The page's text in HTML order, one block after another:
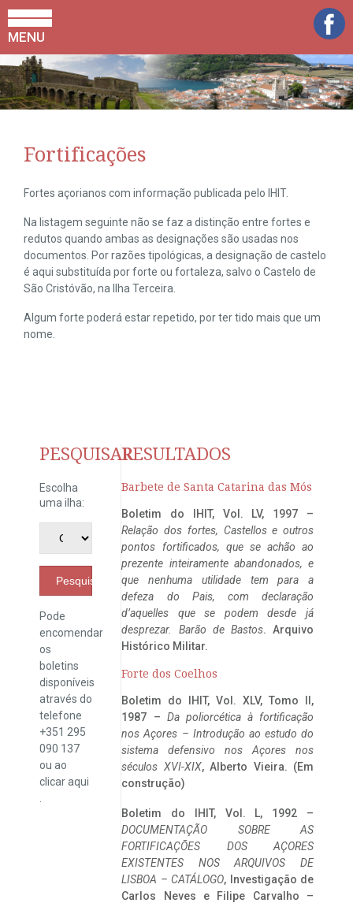
MENU
Fortificações
Fortes açorianos com informação publicada pelo IHIT.
Na listagem seguinte não se faz a distinção entre fortes e
redutos quando ambas as designações são usadas nos
documentos. Por razões tipológicas, a designação de castelo
é aqui substituída por forte ou fortaleza, salvo o Castelo de
São Cristóvão, na Ilha Terceira.
Algum forte poderá estar repetido, por ter tido mais que um
nome.
PESQUISAR
Escolha
uma ilha:
Pesquisar
Pode
encomendar
os
boletins
disponíveis
através do
telefone
+351 295
090 137
ou ao
clicaraqui
RESULTADOS
Barbete de Santa Catarina das Mós
Boletim do IHIT, Vol. LV, 1997 –
Relação dos fortes, Castellos e outros
pontos fortificados, que se achão ao
prezente inteiramente abandonados, e
que nenhuma utilidade tem para a
defeza do Pais, com declaração
d’aquelles que se podem desde já
desprezar. Barão de Bastos. Arquivo
Histórico Militar.
Forte dos Coelhos
Boletim do IHIT, Vol. XLV, Tomo II,
1987 – Da poliorcética à fortificação
nos Açores – Introdução ao estudo do
sistema defensivo nos Açores nos
séculos XVI-XIX, Alberto Vieira. (Em
construção)
Boletim do IHIT, Vol. L, 1992 –
DOCUMENTAÇÃO SOBRE AS
FORTIFICAÇÕES DOS AÇORES
EXISTENTES NOS ARQUIVOS DE
LISBOA – CATÁLOGO, Investigação de
Carlos Neves e Filipe Carvalho –